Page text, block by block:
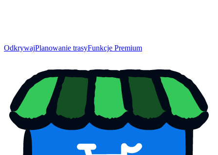
OdkrywajPlanowanie trasyFunkcje Premium